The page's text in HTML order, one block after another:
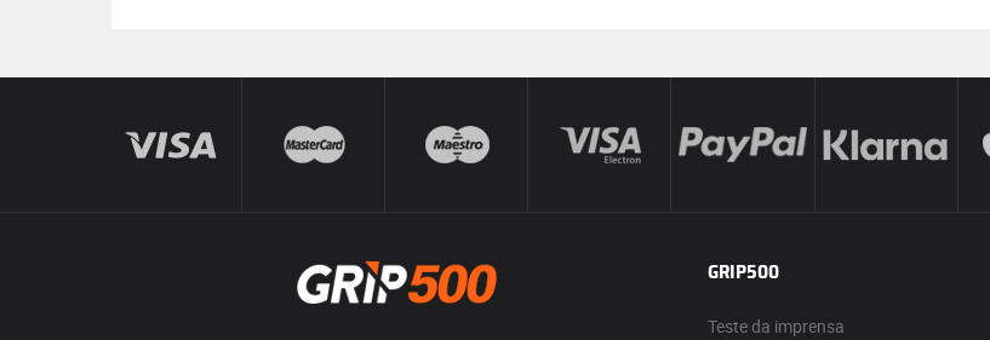
GRIP500
Teste da imprensa